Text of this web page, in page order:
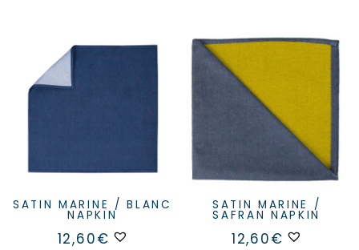
SATIN MARINE / BLANC
NAPKIN
12,60€
SATIN MARINE /
SAFRAN NAPKIN
12,60€